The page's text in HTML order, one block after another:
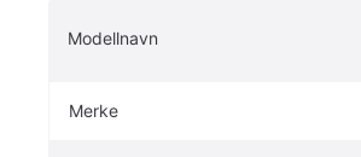
Modellnavn
Merke